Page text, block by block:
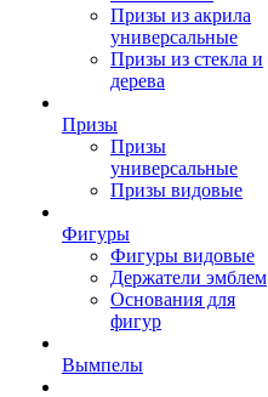
Призы из акрила
универсальные
Призы из стекла и
дерева
Призы
Призы
универсальные
Призы видовые
Фигуры
Фигуры видовые
Держатели эмблем
Основания для
фигур
Вымпелы